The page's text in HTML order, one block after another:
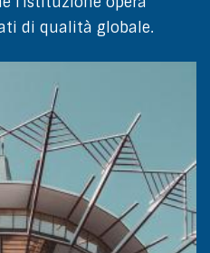
di qualità globale.